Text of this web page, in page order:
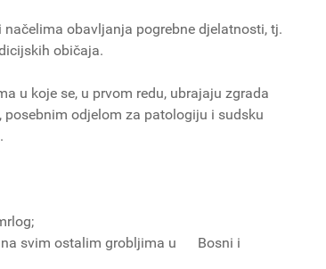
obavljanja pogrebne djelatnosti, tj.
običaja.
u koje se, u prvom redu, ubrajaju zgrada
odjelom za patologiju i sudsku
i na svim ostalim grobljima u Bosni i